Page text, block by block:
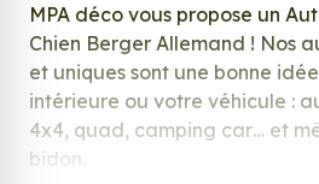
MPA déco vous propose un
Chien Berger Allemand ! Nos
et uniques sont une bonne
intérieure ou votre véhicule :
4x4, quad, camping car… et
bidon.